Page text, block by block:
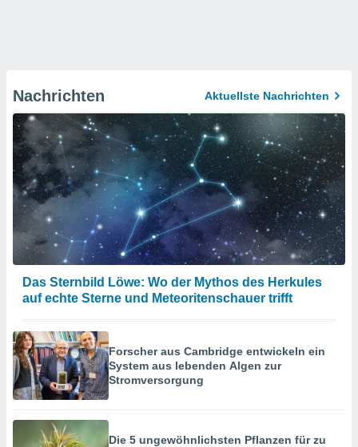
Nachrichten Aktuellste Nachrichten
Das Sternbild Löwe: Wo der Mythos des Herkules
auf echte Sterne und Meteoritenschauer trifft
Forscher aus Cambridge entwickeln ein
System aus lebenden Algen zur
Stromversorgung
Die 5 ungewöhnlichsten Pflanzen für zu